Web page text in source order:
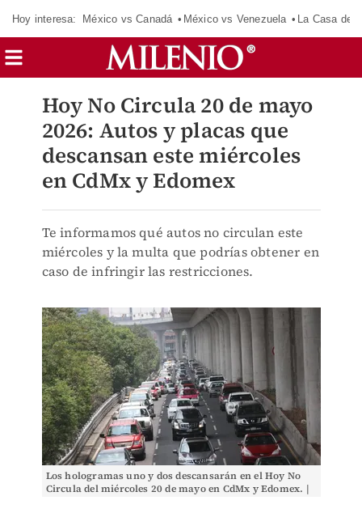
Hoy interesa: México vs Canadá México vs Venezuela La Casa de
Hoy No Circula 20 de mayo
2026: Autos y placas que
descansan este miércoles
en CdMx y Edomex
Te informamos qué autos no circulan este
miércoles y la multa que podrías obtener en
caso de infringir las restricciones.
Los hologramas uno y dos descansarán en el Hoy No
Circula del miércoles 20 de mayo en CdMx y Edomex. |